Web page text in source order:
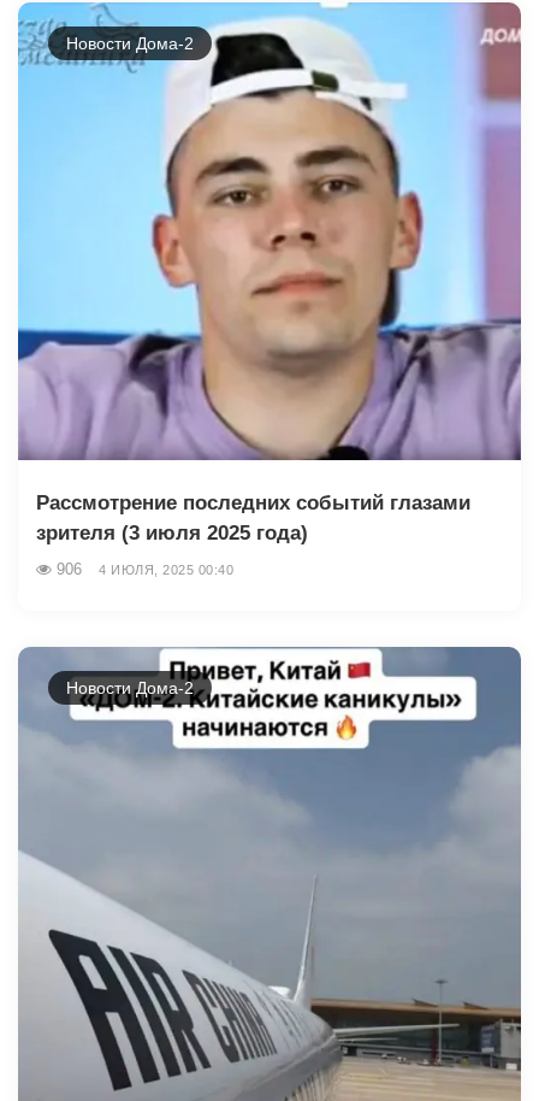
Новости Дома-2
Рассмотрение последних событий глазами
зрителя (3 июля 2025 года)
906 4 ИЮЛЯ, 2025 00:40
Новости Дома-2